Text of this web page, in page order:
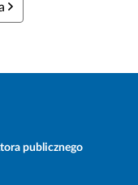
publicznego